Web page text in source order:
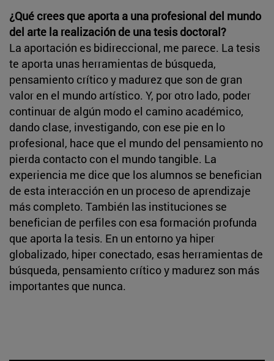
¿Qué crees que aporta a una profesional del mundo
del arte la realización de una tesis doctoral?
La aportación es bidireccional, me parece. La tesis
te aporta unas herramientas de búsqueda,
pensamiento crítico y madurez que son de gran
valor en el mundo artístico. Y, por otro lado, poder
continuar de algún modo el camino académico,
dando clase, investigando, con ese pie en lo
profesional, hace que el mundo del pensamiento no
pierda contacto con el mundo tangible. La
experiencia me dice que los alumnos se benefician
de esta interacción en un proceso de aprendizaje
más completo. También las instituciones se
benefician de perfiles con esa formación profunda
que aporta la tesis. En un entorno ya hiper
globalizado, hiper conectado, esas herramientas de
búsqueda, pensamiento crítico y madurez son más
importantes que nunca.